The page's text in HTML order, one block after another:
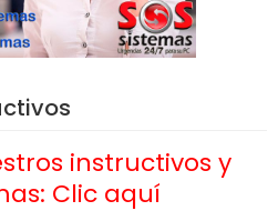
instructivos y
Clic aquí